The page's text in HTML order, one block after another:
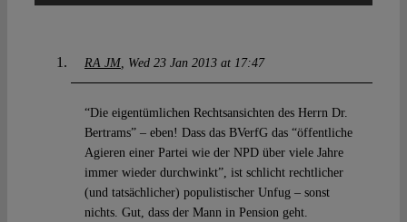
RA JM Wed 23 Jan 2013 at 17:47
“Die eigentümlichen Rechtsansichten des Herrn Dr.
Bertrams” – eben! Dass das BVerfG das “öffentliche
Agieren einer Partei wie der NPD über viele Jahre
immer wieder durchwinkt”, ist schlicht rechtlicher
(und tatsächlicher) populistischer Unfug – sonst
nichts. Gut, dass der Mann in Pension geht.